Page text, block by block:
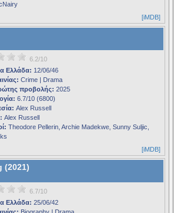
[iMDB]
6.2/10
Ελλάδα: 12/06/46
Crime | Drama
προβολής: 2025
6.7/10 (6800)
Alex Russell
Alex Russell
Theodore Pellerin, Archie Madekwe, Sunny Suljic,
[iMDB]
(2021)
6.7/10
Ελλάδα: 25/06/42